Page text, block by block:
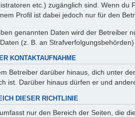
etc.) zugänglich sind. Wenn
Profil ist dabei jedoch nur für den
genannten Daten wird der Betreiber
(z. B. an
KONTAKTAUFNAHME
Betreiber darüber hinaus, dich unter
ist. Darüber hinaus dürfen er und
DIESER RICHTLINIE
nur den Bereich der Seiten, die